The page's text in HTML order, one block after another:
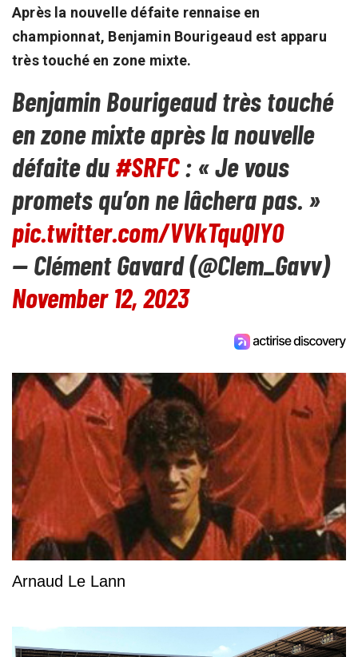
Après la nouvelle défaite rennaise en
championnat, Benjamin Bourigeaud est apparu
très touché en zone mixte.
Benjamin Bourigeaud très touché
en zone mixte après la nouvelle
défaite du#SRFC: « Je vous
promets qu’on ne lâchera pas. »
pic.twitter.com/VVkTquQlY0
— Clément Gavard (@Clem_Gavv)
November 12, 2023
Arnaud Le Lann